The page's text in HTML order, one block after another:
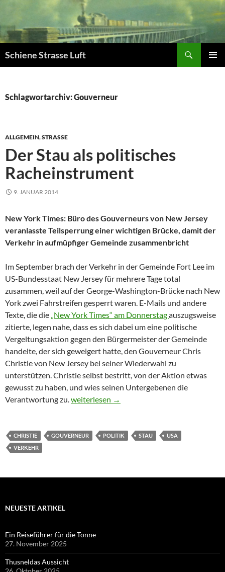
springen
Schiene Strasse Luft
Schlagwortarchiv: Gouverneur
ALLGEMEIN,STRASSE
Der Stau als politisches
Racheinstrument
9. JANUAR 2014
New York Times: Büro des Gouverneurs von New Jersey
veranlasste Teilsperrung einer wichtigen Brücke, damit der
Verkehr in aufmüpfiger Gemeinde zusammenbricht
Im September brach der Verkehr in der Gemeinde Fort Lee im
US-Bundesstaat New Jersey für mehrere Tage total
zusammen, weil auf der George-Washington-Brücke nach New
York zwei Fahrstreifen gesperrt waren. E-Mails und andere
Texte, die die „New York Times“ am Donnerstagauszugsweise
zitierte, legen nahe, dass es sich dabei um eine politische
Vergeltungsaktion gegen den Bürgermeister der Gemeinde
handelte, der sich geweigert hatte, den Gouverneur Chris
Christie von New Jersey bei seiner Wiederwahl zu
unterstützen. Christie selbst bestritt, von der Aktion etwas
gewusst zu haben, und wies seinen Untergebenen die
Verantwortung zu.Der Stau als politisches Racheinstrument
weiterlesen →
CHRISTIE GOUVERNEUR POLITIK STAU
USA
VERKEHR
NEUESTE ARTIKEL
Ein Reiseführer für die Tonne
27. November 2025
Thusneldas Aussicht